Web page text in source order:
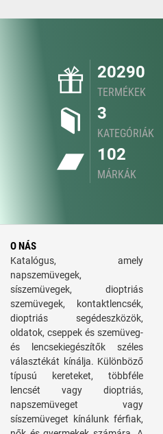
20290
TERMÉKEK
3
KATEGÓRIÁK
102
MÁRKÁK
O NÁS
Katalógus, amely
napszemüvegek,
síszemüvegek, dioptriás
szemüvegek, kontaktlencsék,
dioptriás segédeszközök,
oldatok, cseppek és szemüveg-
és lencsekiegészítők széles
választékát kínálja. Különböző
típusú kereteket, többféle
lencsét vagy dioptriás,
napszemüveget vagy
síszemüveget kínálunk férfiak,